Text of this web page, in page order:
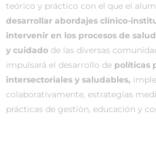
teórico y práctico con el que el
desarrollar abordajes clínico-
intervenir en los procesos de
y cuidado de las diversas
impulsará el desarrollo de políticas
intersectoriales y saludables,
colaborativamente, estrategias
prácticas de gestión, educación y